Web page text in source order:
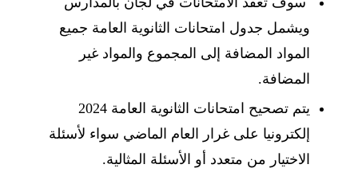
ويشمل جدول امتحانات الثانوية العامة جميع
المواد المضافة إلى المجموع والمواد غير
المضافة.
يتم تصحيح امتحانات الثانوية العامة 2024
إلكترونيا على غرار العام الماضي سواء لأسئلة
الاختيار من متعدد أو الأسئلة المثالية.